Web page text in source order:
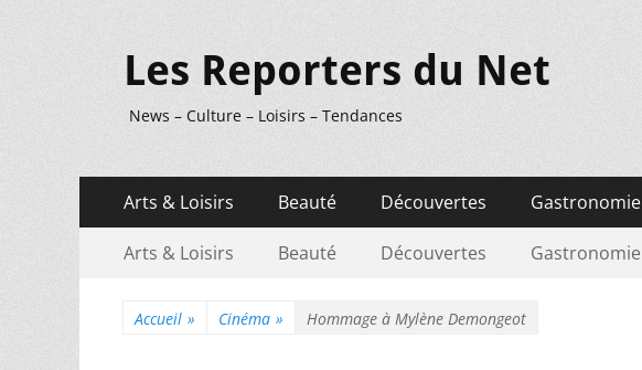
Les Reporters du Net
News – Culture – Loisirs – Tendances
Menu
principal
contenu
Arts & Loisirs Beauté Découvertes Gastronomie
Menu
Arts & Loisirs Beauté Découvertes Gastronomie
Accueil » Cinéma » Hommage à Mylène Demongeot